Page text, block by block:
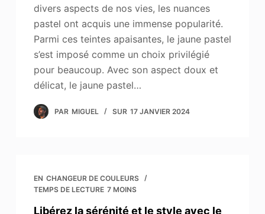
divers aspects de nos vies, les nuances
pastel ont acquis une immense popularité.
Parmi ces teintes apaisantes, le jaune pastel
s’est imposé comme un choix privilégié
pour beaucoup. Avec son aspect doux et
délicat, le jaune pastel…
PAR MIGUEL SUR 17 JANVIER 2024
EN CHANGEUR DE COULEURS
TEMPS DE LECTURE 7 MOINS
Libérez la sérénité et le style avec le